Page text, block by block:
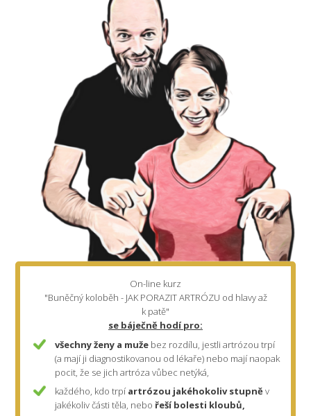
On-line kurz
"Buněčný koloběh - JAK PORAZIT ARTRÓZU od hlavy až
k patě"
se báječně hodí pro:
všechny ženy a muže bez rozdílu, jestli artrózou trpí
(a mají ji diagnostikovanou od lékaře) nebo mají naopak
pocit, že se jich artróza vůbec netýká,
každého, kdo trpíartrózou jakéhokoliv stupněv
jakékoliv části těla, nebořešíbolesti kloubů,